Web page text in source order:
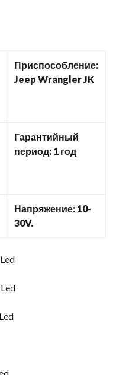
Приспособление:
Jeep Wrangler JK
Гарантийный
период: 1 год
Напряжение: 10-
30V.